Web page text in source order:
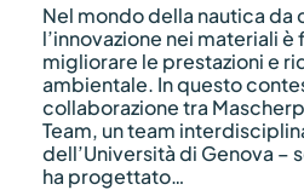
1001VELAcup
Nel mondo della nautica da
l’innovazione nei materiali
migliorare le prestazioni e
ambientale. In questo
collaborazione tra
Team, un team
dell’Università di Genova –
ha progettato…